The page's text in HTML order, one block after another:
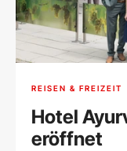
REISEN & FREIZEIT
Hotel
eröffnet